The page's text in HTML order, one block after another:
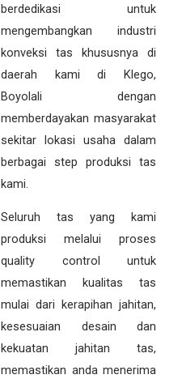
berdedikasi untuk
mengembangkan industri
konveksi tas khususnya di
daerah kami di Klego,
Boyolali dengan
memberdayakan masyarakat
sekitar lokasi usaha dalam
berbagai step produksi tas
kami.
Seluruh tas yang kami
produksi melalui proses
quality control untuk
memastikan kualitas tas
mulai dari kerapihan jahitan,
kesesuaian desain dan
kekuatan jahitan tas,
memastikan anda menerima